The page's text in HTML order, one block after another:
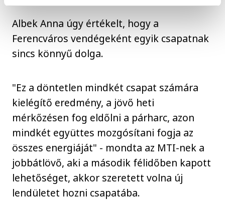
Albek Anna úgy értékelt, hogy a
Ferencváros vendégeként egyik csapatnak
sincs könnyű dolga.
"Ez a döntetlen mindkét csapat számára
kielégítő eredmény, a jövő heti
mérkőzésen fog eldőlni a párharc, azon
mindkét együttes mozgósítani fogja az
összes energiáját" - mondta az MTI-nek a
jobbátlövő, aki a második félidőben kapott
lehetőséget, akkor szeretett volna új
lendületet hozni csapatába.